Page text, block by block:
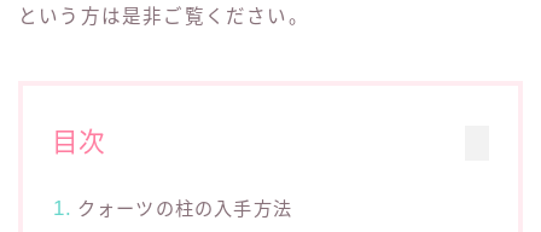
という方は是非ご覧ください。
目次
クォーツの柱の入手方法